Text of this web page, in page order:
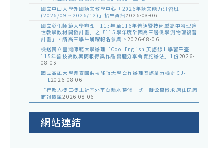
國立中山大學外國語文教學中心「2026年語文能力研習班
(2026/09 ~ 2026/12)」招生資訊2026-08-06
國立彰化師範大學辦理「115年至116年普通暨技術型高中物理適
性教學教材開發計畫」之「115學年度全國高三暑假學測物理複習
計畫」，請高三學生踴躍報名參與。 2026-08-06
檢送國立臺灣師範大學辦理「Cool English 英語線上學習平臺
115年普技高教案簡報得獎作品實體分享會實施辦法」1份2026-
08-06
國立高雄大學與泰國朱拉隆功大學合作辦理泰語能力檢定CU-
TFL2026-08-06
「行政大樓三樓主計室外平台漏水整修一式」擬公開徵求原住民廠
商報價單2026-08-06
網站連結